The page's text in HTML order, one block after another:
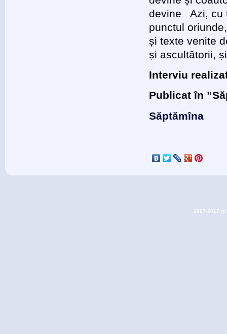
devine Azi, cu
punctul
și texte venite
și ascultătorii,
Interviu
Publicat în
Săptămîna
1997-2017